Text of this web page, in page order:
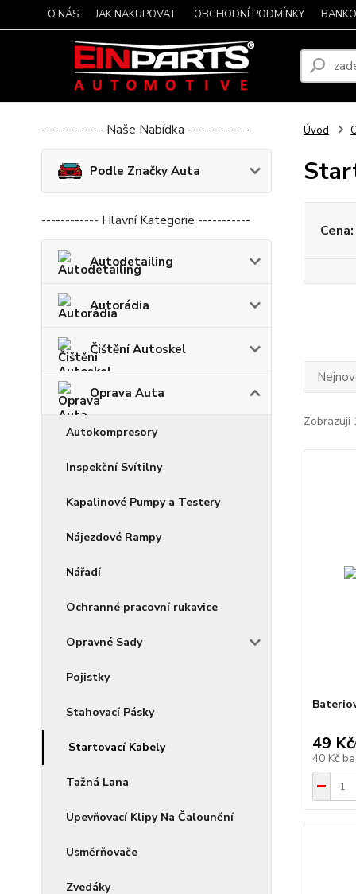
O NÁS JAK NAKUPOVAT OBCHODNÍ PODMÍNKY
------------- Naše Nabídka -------------
Podle Značky Auta
------------ Hlavní Kategorie -----------
Autodetailing
Autorádia
Čištění Autoskel
Oprava Auta
Autokompresory
Inspekční Svítilny
Kapalinové Pumpy a Testery
Nájezdové Rampy
Nářadí
Ochranné pracovní rukavice
Opravné Sady
Pojistky
Stahovací Pásky
Startovací Kabely
Tažná Lana
Upevňovací Klipy Na Čalounění
Usměrňovače
Zvedáky
Úvod
Cena:
Zobrazuji
49 Kč/
40 Kč